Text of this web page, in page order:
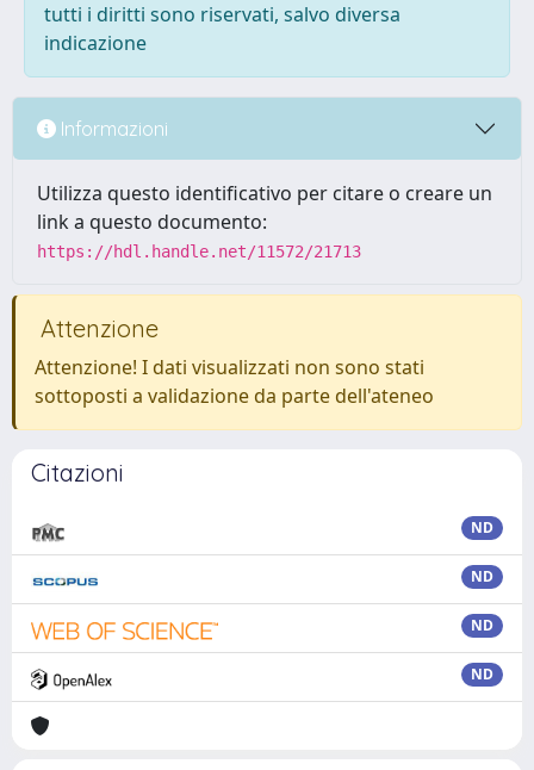
tutti i diritti sono riservati, salvo diversa
indicazione
Informazioni
Utilizza questo identificativo per citare o creare un
link a questo documento:
https://hdl.handle.net/11572/21713
Attenzione
Attenzione! I dati visualizzati non sono stati
sottoposti a validazione da parte dell'ateneo
Citazioni
ND
ND
ND
ND